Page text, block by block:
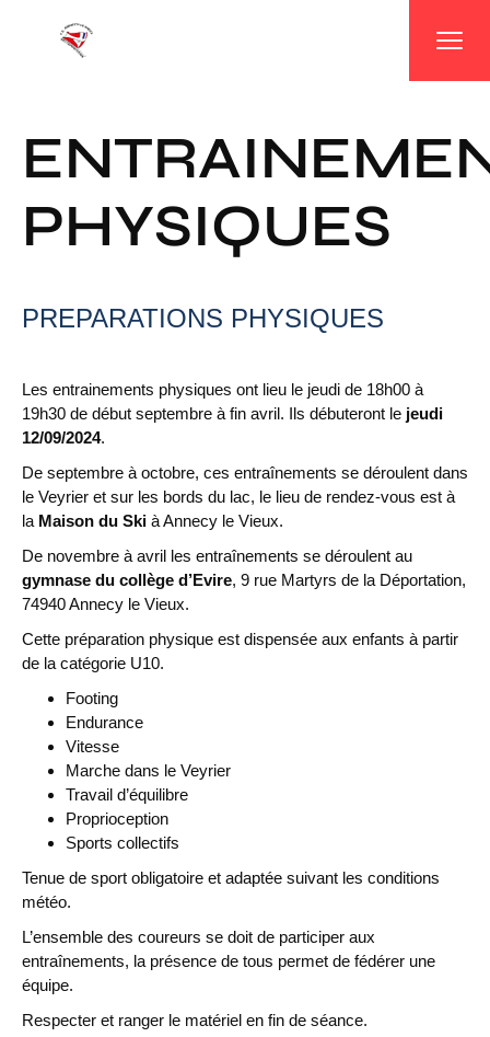
PHYSIQUES
PREPARATIONS PHYSIQUES
Les entrainements physiques ont lieu le jeudi de 18h00 à
19h30 de début septembre à fin avril. Ils débuteront le jeudi
12/09/2024.
De septembre à octobre, ces entraînements se déroulent dans
le Veyrier et sur les bords du lac, le lieu de rendez-vous est à
la Maison du Ski à Annecy le Vieux.
De novembre à avril les entraînements se déroulent au
gymnase du collège d’Evire, 9 rue Martyrs de la Déportation,
74940 Annecy le Vieux.
Cette préparation physique est dispensée aux enfants à partir
de la catégorie U10.
Footing
Endurance
Vitesse
Marche dans le Veyrier
Travail d’équilibre
Proprioception
Sports collectifs
Tenue de sport obligatoire et adaptée suivant les conditions
météo.
L’ensemble des coureurs se doit de participer aux
entraînements, la présence de tous permet de fédérer une
équipe.
Respecter et ranger le matériel en fin de séance.